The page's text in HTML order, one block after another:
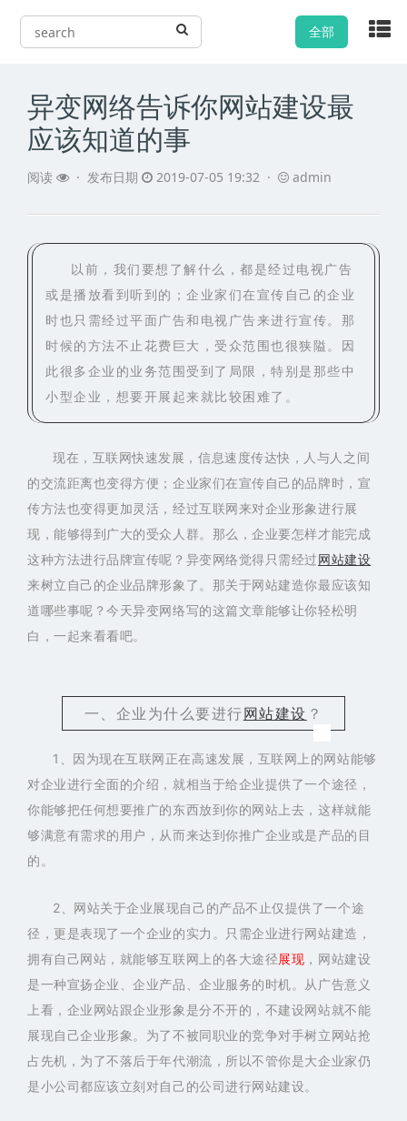
全部
异变网络告诉你网站建设最
应该知道的事
阅读 · 发布日期 2019-07-05 19:32 · admin
以前，我们要想了解什么，都是经过电视广告
或是播放看到听到的；企业家们在宣传自己的企业
时也只需经过平面广告和电视广告来进行宣传。那
时候的方法不止花费巨大，受众范围也很狭隘。因
此很多企业的业务范围受到了局限，特别是那些中
小型企业，想要开展起来就比较困难了。
现在，互联网快速发展，信息速度传达快，人与人之间
的交流距离也变得方便；企业家们在宣传自己的品牌时，宣
传方法也变得更加灵活，经过互联网来对企业形象进行展
现，能够得到广大的受众人群。那么，企业要怎样才能完成
这种方法进行品牌宣传呢？异变网络觉得只需经过网站建设
来树立自己的企业品牌形象了。那关于网站建造你最应该知
道哪些事呢？今天异变网络写的这篇文章能够让你轻松明
白，一起来看看吧。
一、企业为什么要进行网站建设 ？
1、因为现在互联网正在高速发展，互联网上的网站能够
对企业进行全面的介绍，就相当于给企业提供了一个途径，
你能够把任何想要推广的东西放到你的网站上去，这样就能
够满意有需求的用户，从而来达到你推广企业或是产品的目
的。
2、网站关于企业展现自己的产品不止仅提供了一个途
径，更是表现了一个企业的实力。只需企业进行网站建造，
拥有自己网站，就能够互联网上的各大途径展现 ，网站建设
是一种宣扬企业、企业产品、企业服务的时机。从广告意义
上看，企业网站跟企业形象是分不开的，不建设网站就不能
展现自己企业形象。为了不被同职业的竞争对手树立网站抢
占先机，为了不落后于年代潮流，所以不管你是大企业家仍
是小公司都应该立刻对自己的公司进行网站建设。